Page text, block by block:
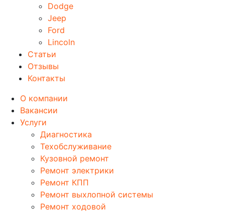
Dodge
Jeep
Ford
Lincoln
Статьи
Отзывы
Контакты
О компании
Вакансии
Услуги
Диагностика
Техобслуживание
Кузовной ремонт
Ремонт электрики
Ремонт КПП
Ремонт выхлопной системы
Ремонт ходовой